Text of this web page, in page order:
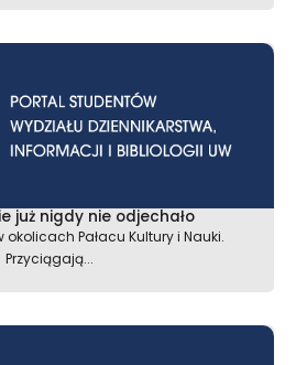
już nigdy nie odjechało
okolicach Pałacu Kultury i Nauki.
Przyciągają...